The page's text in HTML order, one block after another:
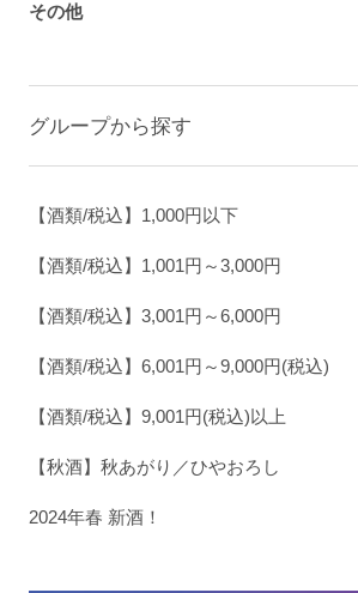
その他
グループから探す
【酒類/税込】1,000円以下
【酒類/税込】1,001円～3,000円
【酒類/税込】3,001円～6,000円
【酒類/税込】6,001円～9,000円(税込)
【酒類/税込】9,001円(税込)以上
【秋酒】秋あがり／ひやおろし
2024年春 新酒！